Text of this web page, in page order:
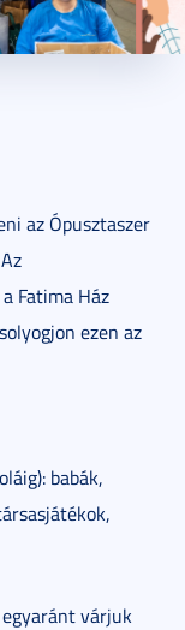
az Ópusztaszer
Fatima Ház
ezen az
babák,
egyaránt várjuk